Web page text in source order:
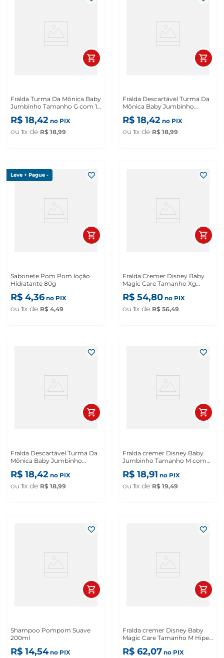
Fralda Turma Da Mônica Baby
Jumbinho Tamanho G com 16
Unidades
R$ 18,42 no PIX
ou 1x de R$ 18,99
Fralda Descartável Turma Da
Mônica Baby Jumbinho
Tamanho Xg Com 12
Unidades
R$ 18,42 no PIX
ou 1x de R$ 18,99
Leve + Pague -
Sabonete Pom Pom loção
Hidratante 80g
R$ 4,36 no PIX
ou 1x de R$ 4,49
Fralda Cremer Disney Baby
Magic Care Tamanho Xg
Hiper Com 60 Unidades
R$ 54,80 no PIX
ou 1x de R$ 56,49
Fralda Descartável Turma Da
Mônica Baby Jumbinho
Tamanho Xxg Com 10
Unidades
R$ 18,42 no PIX
ou 1x de R$ 18,99
Fralda cremer Disney Baby
Jumbinho Tamanho M com
18 Unidades
R$ 18,91 no PIX
ou 1x de R$ 19,49
Shampoo Pompom Suave
200ml
R$ 14,54no PIX
Fralda cremer Disney Baby
Magic Care Tamanho M Hiper
com 60 Unidades
R$ 62,07 no PIX